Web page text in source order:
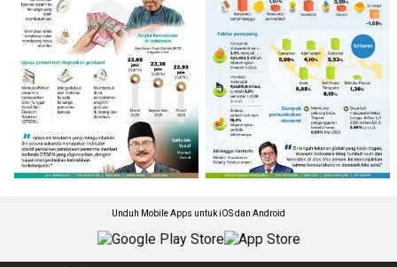
Unduh Mobile Apps untuk iOS dan Android